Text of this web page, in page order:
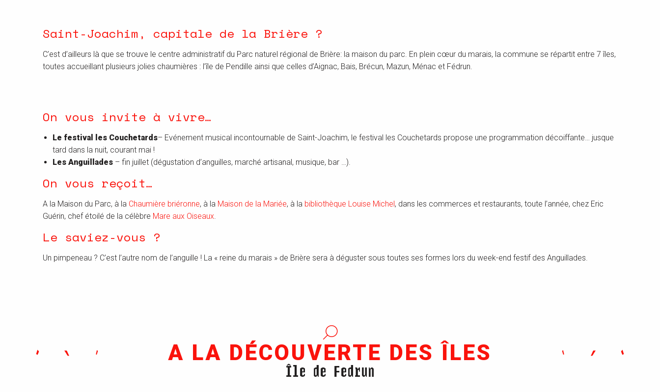
Saint-Joachim, capitale de la Brière ?
C’est d’ailleurs là que se trouve le centre administratif du Parc naturel régional de Brière: la maison du parc. En plein cœur du marais, la commune se répartit entre 7 îles,
toutes accueillant plusieurs jolies chaumières : l’île de Pendille ainsi que celles d’Aignac, Bais, Brécun, Mazun, Ménac et Fédrun.
On vous invite à vivre…
Le festival les Couchetards– Evénement musical incontournable de Saint-Joachim, le festival les Couchetards propose une programmation décoiffante… jusque
tard dans la nuit, courant mai !
Les Anguillades – fin juillet (dégustation d’anguilles, marché artisanal, musique, bar …).
On vous reçoit…
A la Maison du Parc, à la Chaumière briéronne, à la Maison de la Mariée, à la bibliothèque Louise Michel, dans les commerces et restaurants, toute l’année, chez Eric
Guérin, chef étoilé de la célèbre Mare aux Oiseaux
Le saviez-vous ?
Un pimpeneau ? C’est l’autre nom de l’anguille ! La « reine du marais » de Brière sera à déguster sous toutes ses formes lors du week-end festif des Anguillades.
A LA DÉCOUVERTE DES ÎLES
Île de Fedrun